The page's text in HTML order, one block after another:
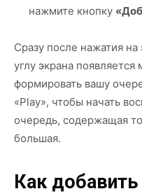
нажмите кнопку
Сразу после нажатия
углу экрана
формировать вашу
«Play», чтобы начать
очередь, содержащая
большая.
Как